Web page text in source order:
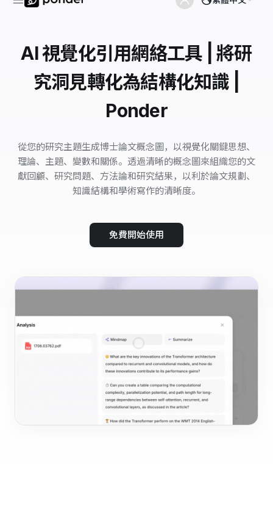
AI 視覺化引用網絡工具 | 將研
究洞見轉化為結構化知識 |
Ponder
從您的研究主題生成博士論文概念圖，以視覺化關鍵思想、
理論、主題、變數和關係。透過清晰的概念圖來組織您的文
獻回顧、研究問題、方法論和研究結果，以利於論文規劃、
知識結構和學術寫作的清晰度。
免費開始使用